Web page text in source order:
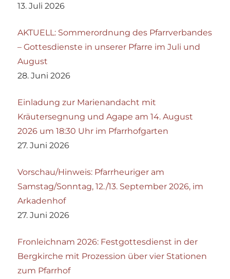
13. Juli 2026
AKTUELL: Sommerordnung des Pfarrverbandes
– Gottesdienste in unserer Pfarre im Juli und
August
28. Juni 2026
Einladung zur Marienandacht mit
Kräutersegnung und Agape am 14. August
2026 um 18:30 Uhr im Pfarrhofgarten
27. Juni 2026
Vorschau/Hinweis: Pfarrheuriger am
Samstag/Sonntag, 12./13. September 2026, im
Arkadenhof
27. Juni 2026
Fronleichnam 2026: Festgottesdienst in der
Bergkirche mit Prozession über vier Stationen
zum Pfarrhof